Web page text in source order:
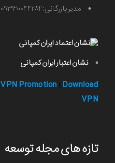
مدیر بازرگانی: ۰۹۳۳۰۰۴۴۲۸۴
نشان اعتبار ایران کمپانی
VPN Promotion Download
VPN
تازه های مجله توسعه